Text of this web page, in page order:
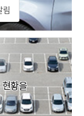
림
황을